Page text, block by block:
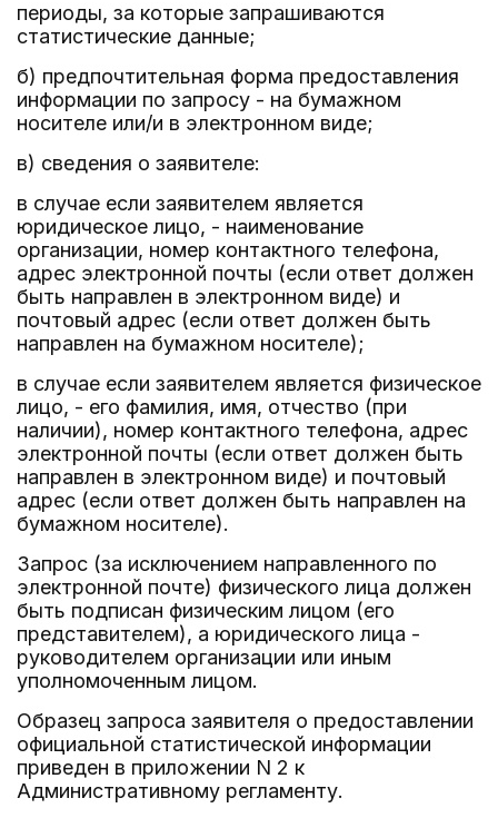
периоды, за которые запрашиваются
статистические данные;
б) предпочтительная форма предоставления
информации по запросу - на бумажном
носителе или/и в электронном виде;
в) сведения о заявителе:
в случае если заявителем является
юридическое лицо, - наименование
организации, номер контактного телефона,
адрес электронной почты (если ответ должен
быть направлен в электронном виде) и
почтовый адрес (если ответ должен быть
направлен на бумажном носителе);
в случае если заявителем является физическое
лицо, - его фамилия, имя, отчество (при
наличии), номер контактного телефона, адрес
электронной почты (если ответ должен быть
направлен в электронном виде) и почтовый
адрес (если ответ должен быть направлен на
бумажном носителе).
Запрос (за исключением направленного по
электронной почте) физического лица должен
быть подписан физическим лицом (его
представителем), а юридического лица -
руководителем организации или иным
уполномоченным лицом.
Образец запроса заявителя о предоставлении
официальной статистической информации
приведен в приложении N 2 к
Административному регламенту.